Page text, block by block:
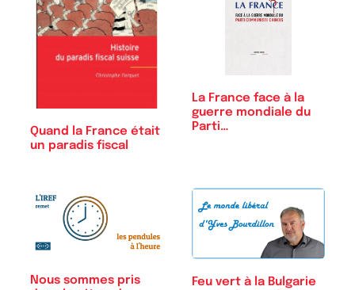
Quand la France était
un paradis fiscal
La France face à la
guerre mondiale du
Parti…
Nous sommes pris
Feu vert à la Bulgarie